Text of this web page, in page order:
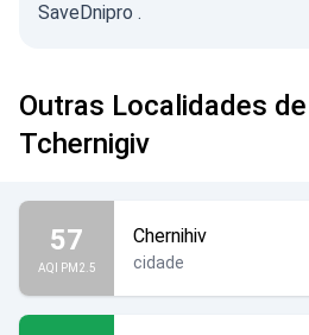
SaveDnipro .
Outras Localidades
Tchernigiv
57
AQI PM2.5
Chernihiv
cidade